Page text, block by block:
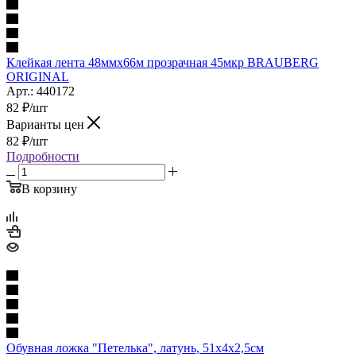
Клейкая лента 48ммх66м прозрачная 45мкр BRAUBERG
ORIGINAL
Арт.: 440172
82 ₽/шт
Варианты цен
82 ₽/шт
Подробности
В корзину
Обувная ложка "Петелька", латунь, 51х4х2,5см